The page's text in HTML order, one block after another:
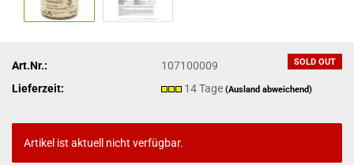
SOLD OUT
Art.Nr.:
107100009
Lieferzeit:
14 Tage(Ausland abweichend)
Artikel ist aktuell nicht verfügbar.